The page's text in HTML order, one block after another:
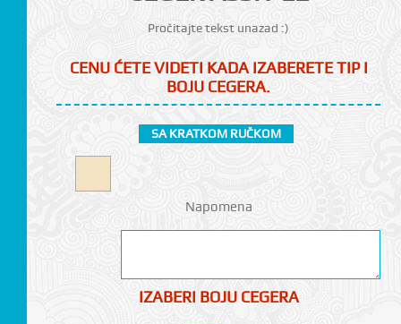
Pročitajte tekst unazad :)
CENU ĆETE VIDETI KADA IZABERETE TIP I
BOJU CEGERA.
SA KRATKOM RUČKOM
Napomena
IZABERI BOJU CEGERA